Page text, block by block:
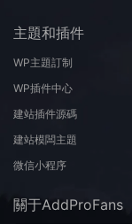
主題和插件
WP主題訂制
WP插件中心
建站插件源碼
建站模闆主題
微信小程序
關于AddProFans